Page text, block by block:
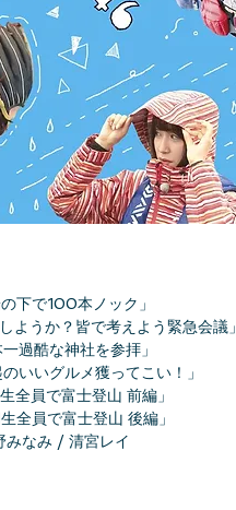
下で100本ノック」
うか？皆で考えよう緊急会議」
過酷な神社を参拝」
いいグルメ獲ってこい！」
全員で富士登山 前編」
全員で富士登山 後編」
なみ / 清宮レイ